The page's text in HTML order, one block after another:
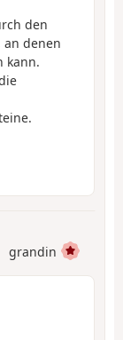
den
denen
kann.
grandin